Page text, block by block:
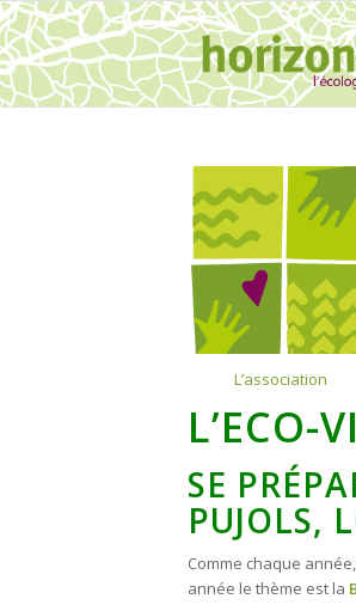
L’association
L’ECO-
SE
PUJOLS,
Comme chaque
année le thème est la